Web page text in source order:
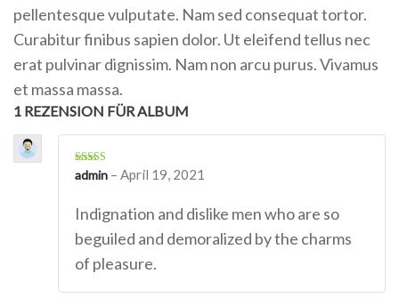
pellentesque vulputate. Nam sed consequat tortor.
Curabitur finibus sapien dolor. Ut eleifend tellus nec
erat pulvinar dignissim. Nam non arcu purus. Vivamus
et massa massa.
1 REZENSION FÜR ALBUM
Bewertet mit
5von 5
admin – April 19, 2021
Indignation and dislike men who are so
beguiled and demoralized by the charms
of pleasure.